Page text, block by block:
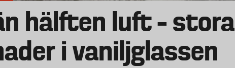
hälften luft – stora
i vaniljglassen